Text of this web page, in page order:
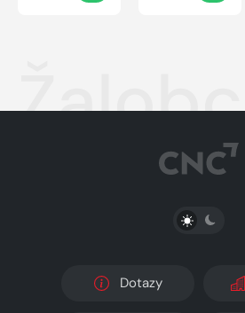
Dotazy